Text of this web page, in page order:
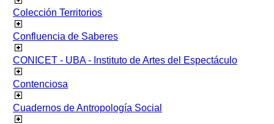
Colección Territorios
Confluencia de Saberes
CONICET - UBA - Instituto de Artes del Espectáculo
Contenciosa
Cuadernos de Antropología Social